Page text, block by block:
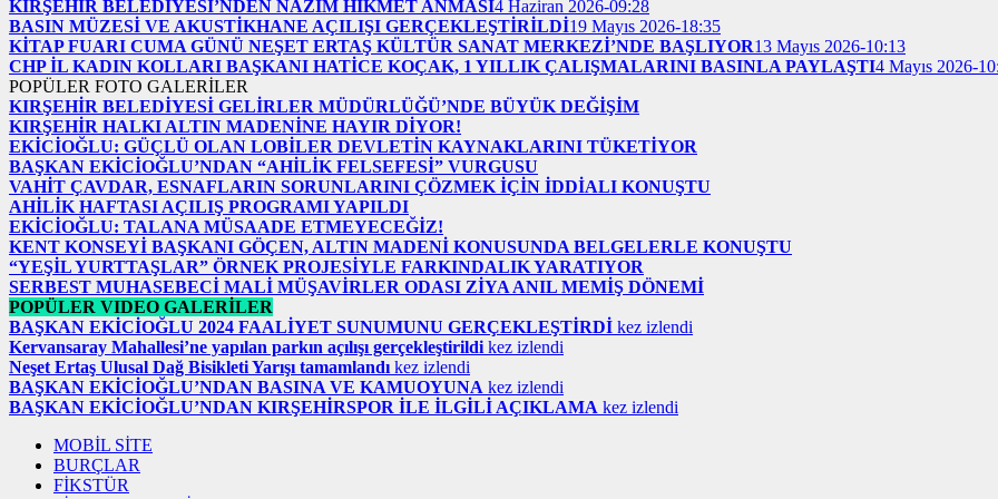
KIRŞEHİR BELEDİYESİ’NDEN NÂZIM HİKMET ANMASI4 Haziran 2026-09:28
BASIN MÜZESİ VE AKUSTİKHANE AÇILIŞI GERÇEKLEŞTİRİLDİ19 Mayıs 2026-18:35
KİTAP FUARI CUMA GÜNÜ NEŞET ERTAŞ KÜLTÜR SANAT MERKEZİ’NDE BAŞLIYOR13 Mayıs 2026-10:13
CHP İL KADIN KOLLARI BAŞKANI HATİCE KOÇAK, 1 YILLIK ÇALIŞMALARINI BASINLA PAYLAŞTI4 Mayıs 2026-
POPÜLER FOTO GALERİLER
KIRŞEHİR BELEDİYESİ GELİRLER MÜDÜRLÜĞÜ’NDE BÜYÜK DEĞİŞİM
KIRŞEHİR HALKI ALTIN MADENİNE HAYIR DİYOR!
EKİCİOĞLU: GÜÇLÜ OLAN LOBİLER DEVLETİN KAYNAKLARINI TÜKETİYOR
BAŞKAN EKİCİOĞLU’NDAN “AHİLİK FELSEFESİ” VURGUSU
VAHİT ÇAVDAR, ESNAFLARIN SORUNLARINI ÇÖZMEK İÇİN İDDİALI KONUŞTU
AHİLİK HAFTASI AÇILIŞ PROGRAMI YAPILDI
EKİCİOĞLU: TALANA MÜSAADE ETMEYECEĞİZ!
KENT KONSEYİ BAŞKANI GÖÇEN, ALTIN MADENİ KONUSUNDA BELGELERLE KONUŞTU
“YEŞİL YURTTAŞLAR” ÖRNEK PROJESİYLE FARKINDALIK YARATIYOR
SERBEST MUHASEBECİ MALİ MÜŞAVİRLER ODASI ZİYA ANIL MEMİŞ DÖNEMİ
POPÜLER VIDEO GALERİLER
BAŞKAN EKİCİOĞLU 2024 FAALİYET SUNUMUNU GERÇEKLEŞTİRDİ kez izlendi
Kervansaray Mahallesi’ne yapılan parkın açılışı gerçekleştirildi kez izlendi
Neşet Ertaş Ulusal Dağ Bisikleti Yarışı tamamlandı kez izlendi
BAŞKAN EKİCİOĞLU’NDAN BASINA VE KAMUOYUNA kez izlendi
BAŞKAN EKİCİOĞLU’NDAN KIRŞEHİRSPOR İLE İLGİLİ AÇIKLAMA kez izlendi
MOBİL SİTE
BURÇLAR
FİKSTÜR